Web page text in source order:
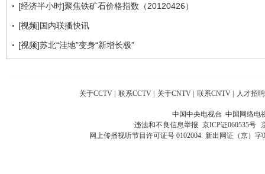
[经济半小时]聚焦铁矿石价格指数（20120426）
[视频]国内联播快讯
[视频]苏北“洼地”变身“新增长极”
关于CCTV | 联系CCTV | 关于CNTV | 联系CNTV | 人才招聘
中国中央电视台 中国网络电
违法和不良信息举报 京ICP证060535号
网上传播视听节目许可证号 0102004 新出网证（京）